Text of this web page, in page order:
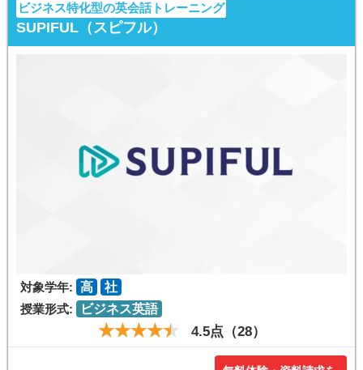
ビジネス特化型の英会話トレーニング
SUPIFUL（スピフル）
対象学年: 高
社
授業形式:
ビジネス英語
4.5点（28）